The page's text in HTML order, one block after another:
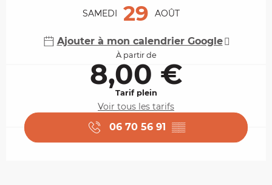
SAMEDI 29 AOÛT
Ajouter à mon calendrier Google
À partir de
8,00 €
Tarif plein
Voir tous les tarifs
06 70 56 91 ▒▒